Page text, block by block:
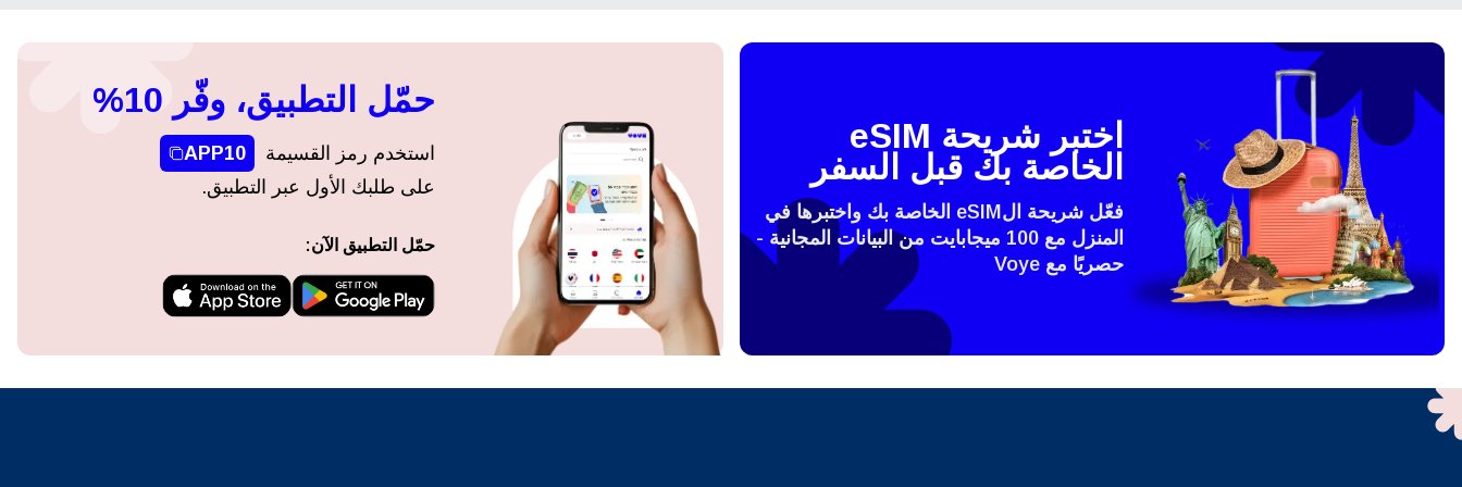
اختبر شريحة eSIM
الخاصة بك قبل السفر
فعّل شريحة الeSIM الخاصة بك واختبرها في
المنزل مع 100 ميجابايت من البيانات المجانية -
حصريًا مع Voye
حمّل التطبيق، وفّر 10%
استخدم رمز القسيمة
APP10
على طلبك الأول عبر التطبيق.
حمّل التطبيق الآن:
Polski
Português
ไทย
Türkçe
繁體中文
CAD - دولار كندي
AED - درهم الإمارات العربية المتحدة ILS - شيكل إسرائيلي جديد
NZD - دولار نيوزيلندي